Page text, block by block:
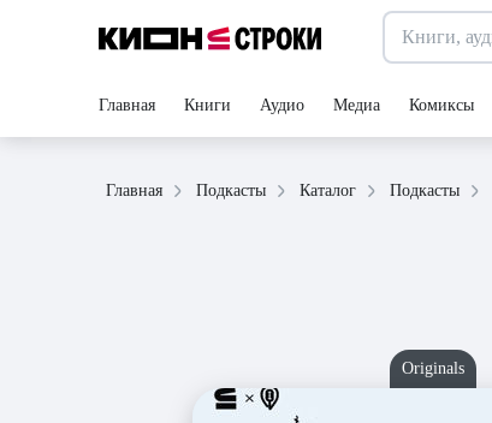
Главная Книги Аудио Медиа Комиксы
Главная Подкасты Каталог Подкасты
Originals